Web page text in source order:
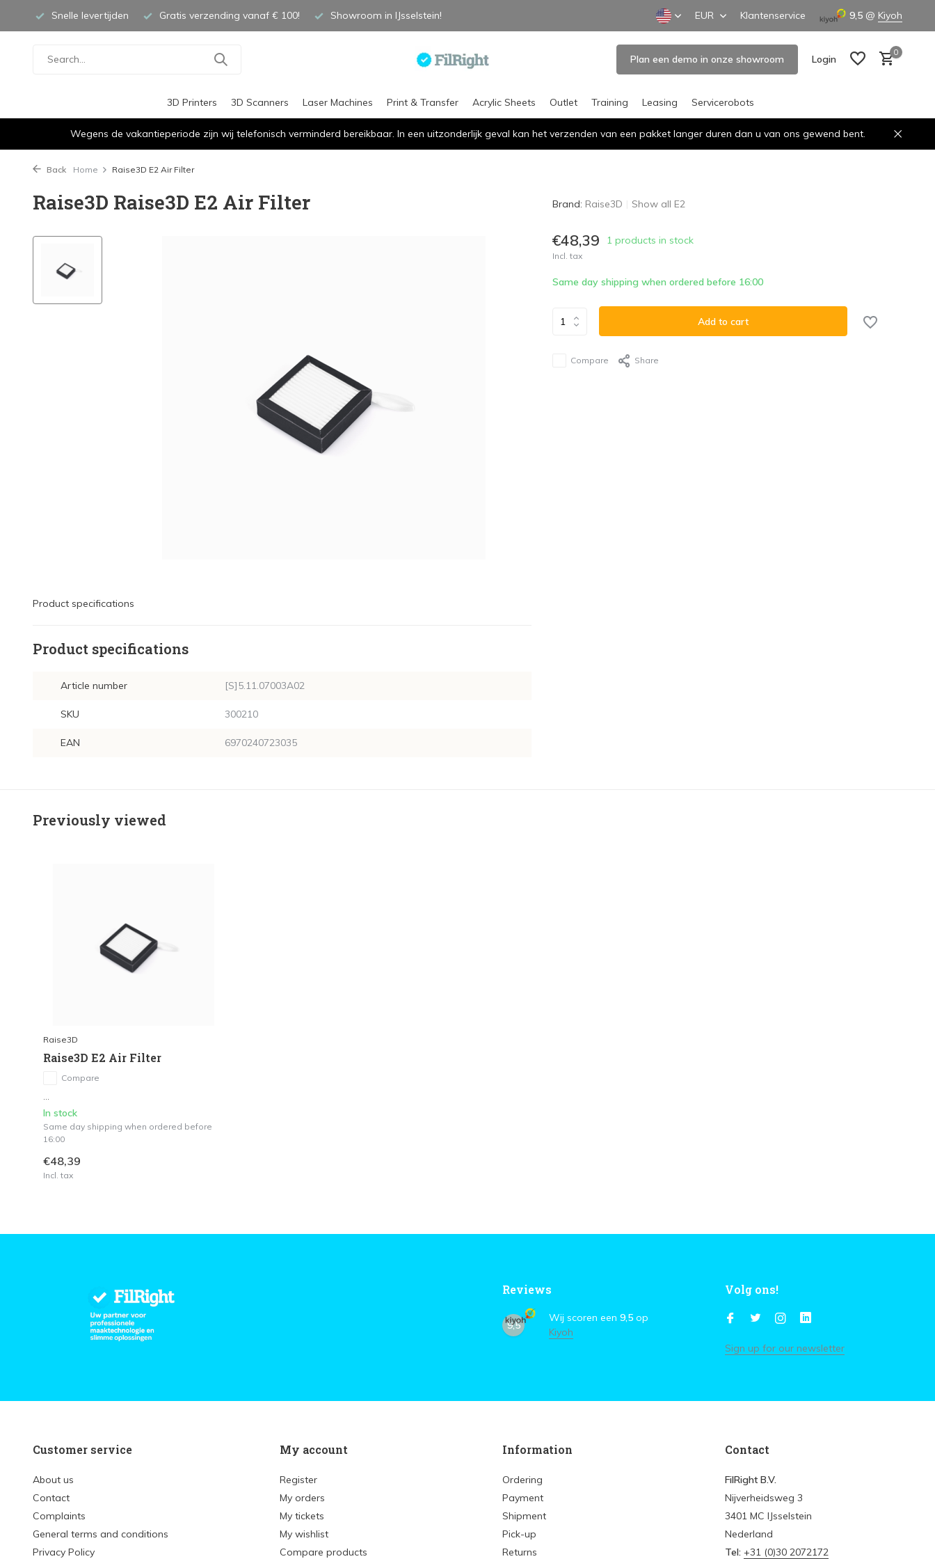
Snelle levertijden Gratis verzending vanaf € 100! Showroom in IJsselstein! EUR Klantenservice 9,5 @ Kiyoh
Plan een demo in onze showroom Login
0
3D Printers 3D Scanners Laser Machines Print & Transfer Acrylic Sheets Outlet Training Leasing Servicerobots
Wegens de vakantieperiode zijn wij telefonisch verminderd bereikbaar. In een uitzonderlijk geval kan het verzenden van een pakket langer duren dan u van ons gewend bent.
Back Home Raise3D E2 Air Filter
Raise3D Raise3D E2 Air Filter
Product specifications
Product specifications
Article number [S]5.11.07003A02
SKU 300210
EAN 6970240723035
Brand: Raise3D Show all E2
€48,39 1 products in stock
Incl. tax
Same day shipping when ordered before 16:00
Add to cart
Compare Share
Previously viewed
Raise3D
Raise3D E2 Air Filter
Compare
In stock
Same day shipping when ordered before
16:00
€48,39
Incl. tax
Reviews
9,5
Wij scoren een 9,5 op
Kiyoh
Volg ons!
Sign up for our newsletter
Customer service
About us
Contact
Complaints
General terms and conditions
Privacy Policy
My account
Register
My orders
My tickets
My wishlist
Compare products
Information
Ordering
Payment
Shipment
Pick-up
Returns
Contact
FilRight B.V.
Nijverheidsweg 3
3401 MC IJsselstein
Nederland
Tel: +31 (0)30 2072172